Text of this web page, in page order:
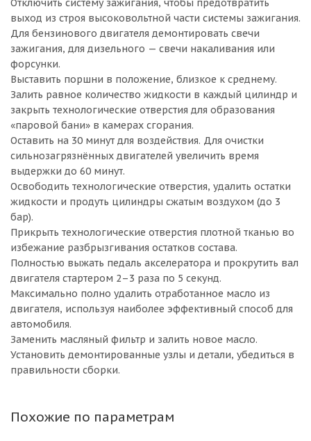
Отключить систему зажигания, чтобы предотвратить
выход из строя высоковольтной части системы зажигания.
Для бензинового двигателя демонтировать свечи
зажигания, для дизельного — свечи накаливания или
форсунки.
Выставить поршни в положение, близкое к среднему.
Залить равное количество жидкости в каждый цилиндр и
закрыть технологические отверстия для образования
«паровой бани» в камерах сгорания.
Оставить на 30 минут для воздействия. Для очистки
сильнозагрязнённых двигателей увеличить время
выдержки до 60 минут.
Освободить технологические отверстия, удалить остатки
жидкости и продуть цилиндры сжатым воздухом (до 3
бар).
Прикрыть технологические отверстия плотной тканью во
избежание разбрызгивания остатков состава.
Полностью выжать педаль акселератора и прокрутить вал
двигателя стартером 2–3 раза по 5 секунд.
Максимально полно удалить отработанное масло из
двигателя, используя наиболее эффективный способ для
автомобиля.
Заменить масляный фильтр и залить новое масло.
Установить демонтированные узлы и детали, убедиться в
правильности сборки.
Похожие по параметрам